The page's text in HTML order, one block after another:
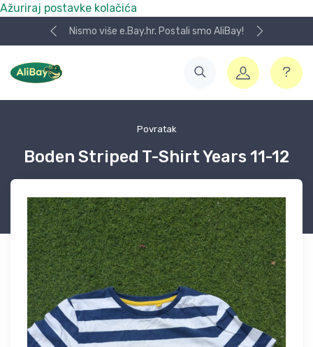
Ažuriraj postavke kolačića
Nismo više e.Bay.hr. Postali smo AliBay!
Povratak
Boden Striped T-Shirt Years 11-12